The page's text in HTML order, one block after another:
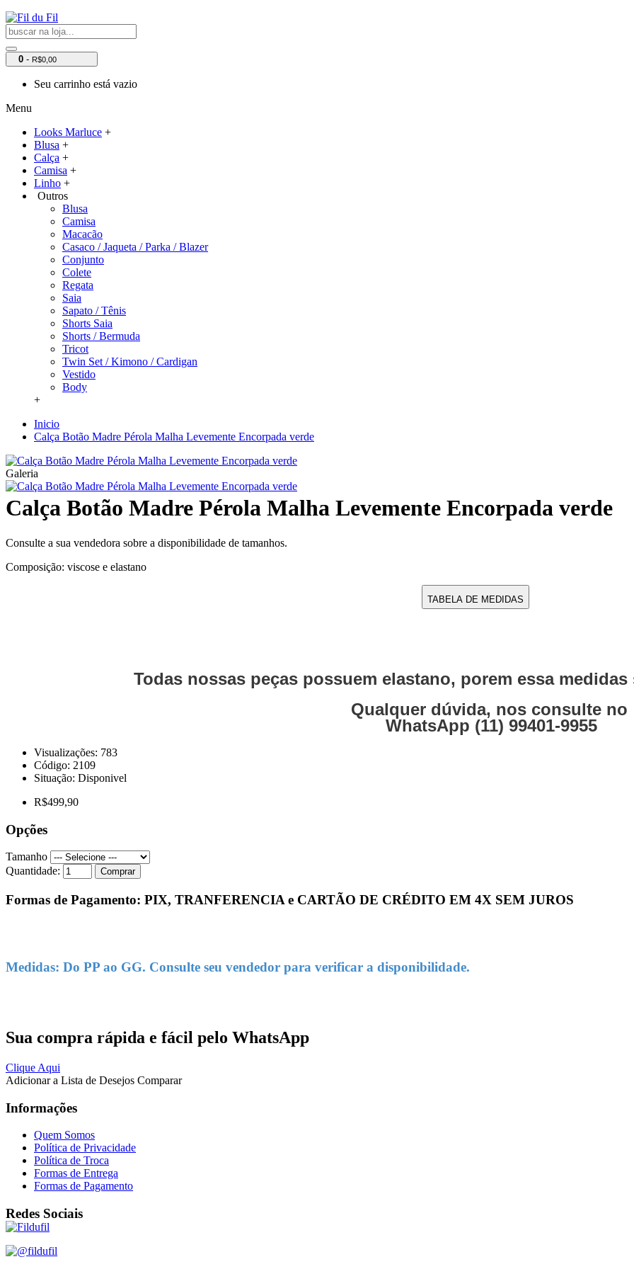
0 - R$0,00
Seu carrinho está vazio
Menu
Looks Marluce +
Blusa +
Calça +
Camisa +
Linho +
Outros
Blusa
Camisa
Macacão
Casaco / Jaqueta / Parka / Blazer
Conjunto
Colete
Regata
Saia
Sapato / Tênis
Shorts Saia
Shorts / Bermuda
Tricot
Twin Set / Kimono / Cardigan
Vestido
Body
+
Inicio
Calça Botão Madre Pérola Malha Levemente Encorpada verde
Galeria
Calça Botão Madre Pérola Malha Levemente Encorpada verde
Consulte a sua vendedora sobre a disponibilidade de tamanhos.
Composição: viscose e elastano
TABELA DE MEDIDAS
Todas nossas peças possuem elastano, porem essa
Qualquer dúvida, nos consulte no
WhatsApp (11) 99401-9955
Visualizações: 783
Código: 2109
Situação: Disponivel
R$499,90
Opções
Tamanho
Quantidade:
Comprar
Formas de Pagamento: PIX, TRANFERENCIA e CARTÃO DE CRÉDITO EM 4X SEM JUROS
Medidas: Do PP ao GG. Consulte seu vendedor para verificar a disponibilidade.
Sua compra rápida e fácil pelo WhatsApp
Clique Aqui
Adicionar a Lista de Desejos Comparar
Informações
Quem Somos
Política de Privacidade
Política de Troca
Formas de Entrega
Formas de Pagamento
Redes Sociais